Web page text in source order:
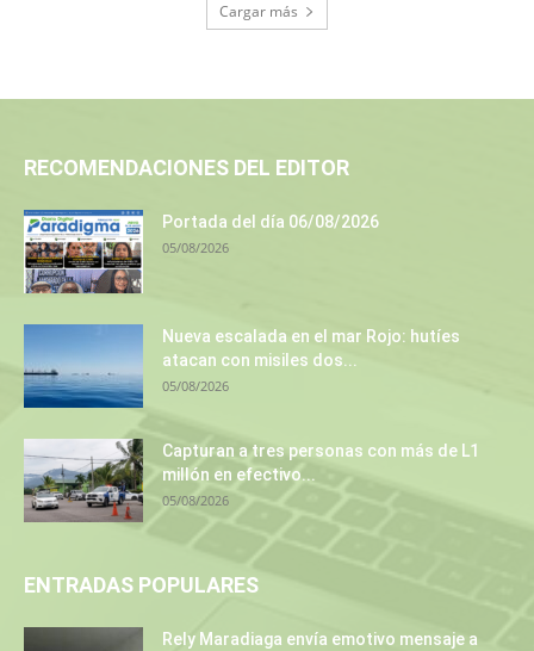
Cargar más
RECOMENDACIONES DEL EDITOR
Portada del día 06/08/2026
05/08/2026
Nueva escalada en el mar Rojo: hutíes
atacan con misiles dos...
05/08/2026
Capturan a tres personas con más de L1
millón en efectivo...
05/08/2026
ENTRADAS POPULARES
Rely Maradiaga envía emotivo mensaje a